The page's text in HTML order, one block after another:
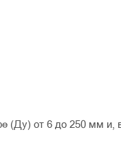
от 6 до 250 мм и,